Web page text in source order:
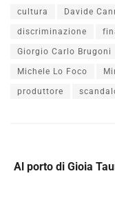
cultura Davide
discriminazione
Giorgio Carlo Brugoni
Michele Lo Foco
produttore
Al porto di Gioia